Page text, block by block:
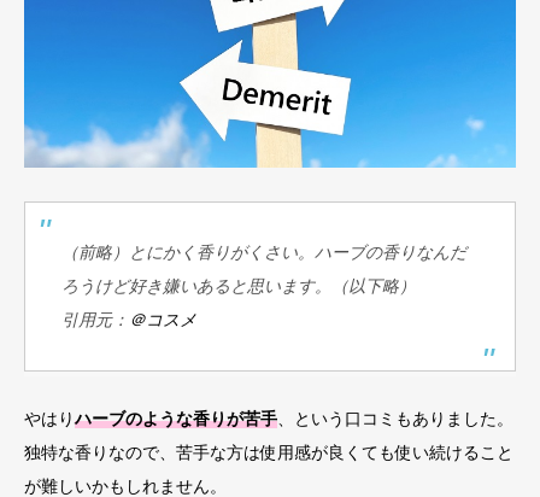
（前略）とにかく香りがくさい。ハーブの香りなんだ
ろうけど好き嫌いあると思います。（以下略）
引用元： ＠コスメ
やはりハーブのような香りが苦手 、という口コミもありました。
独特な香りなので、苦手な方は使用感が良くても使い続けること
が難しいかもしれません。